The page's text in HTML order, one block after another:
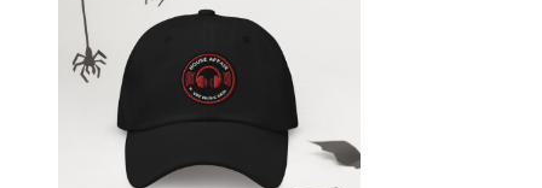
bestätigen,